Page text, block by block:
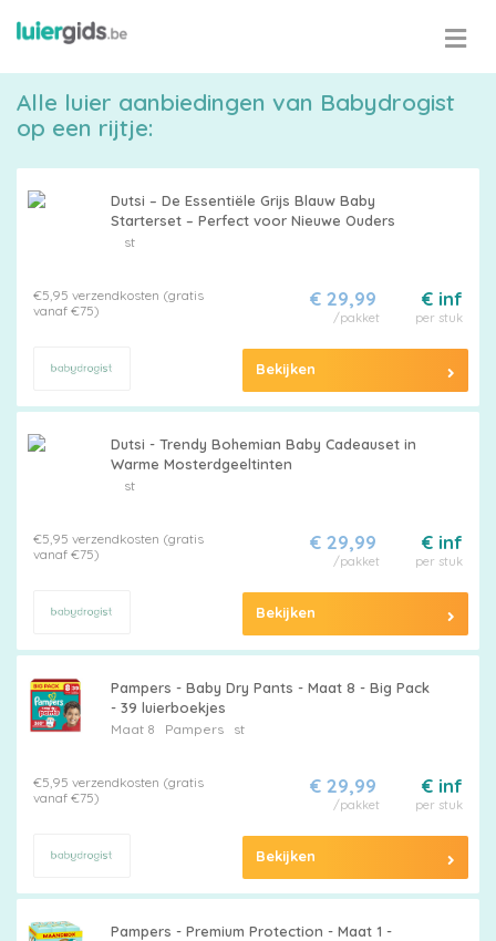
Maattabel
Kies
je
maat
Extra
Alle luier aanbiedingen van Babydrogist
op een rijtje:
Dutsi – De Essentiële Grijs Blauw Baby
Starterset – Perfect voor Nieuwe Ouders
st
€5,95 verzendkosten (gratis
vanaf €75)
€ inf
per stuk
€ 29,99
/pakket
Bekijken
Dutsi - Trendy Bohemian Baby Cadeauset in
Warme Mosterdgeeltinten
st
€5,95 verzendkosten (gratis
vanaf €75)
€ inf
per stuk
€ 29,99
/pakket
Bekijken
Pampers - Baby Dry Pants - Maat 8 - Big Pack
- 39 luierboekjes
Maat 8 Pampersst
€5,95 verzendkosten (gratis
vanaf €75)
€ inf
per stuk
€ 29,99
/pakket
Bekijken
Pampers - Premium Protection - Maat 1 -